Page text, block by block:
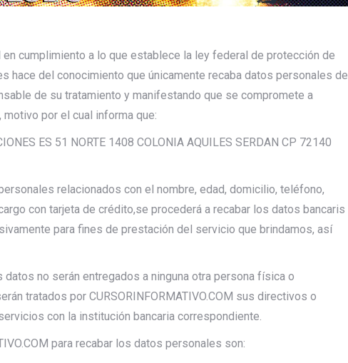
en cumplimiento a lo que establece la ley federal de protección de
hace del conocimiento que únicamente recaba datos personales de
de su tratamiento y manifestando que se compromete a
por el cual informa que:
ES 51 NORTE 1408 COLONIA AQUILES SERDAN CP 72140
relacionados con el nombre, edad, domicilio, teléfono,
con tarjeta de crédito,se procederá a recabar los datos bancaris
para fines de prestación del servicio que brindamos, así
datos no serán entregados a ninguna otra persona física o
tratados por CURSORINFORMATIVO.COM sus directivos o
con la institución bancaria correspondiente.
para recabar los datos personales son: